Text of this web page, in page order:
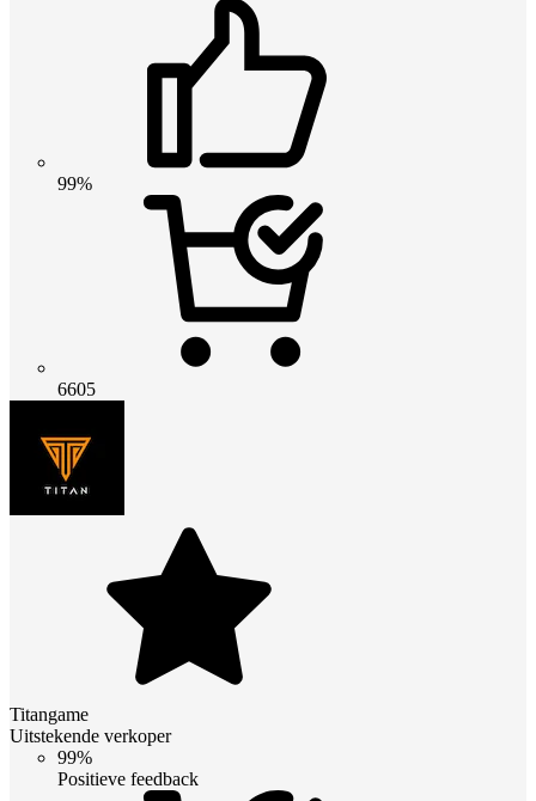
99%
6605
Titangame
Uitstekende verkoper
99%
Positieve feedback